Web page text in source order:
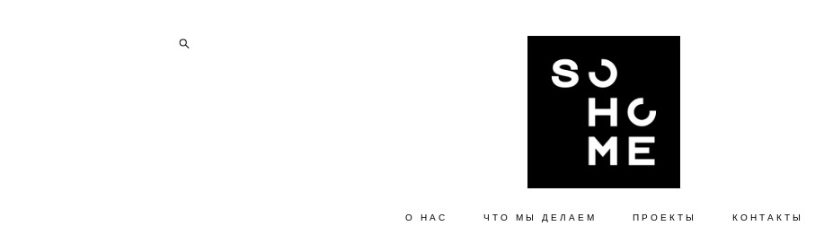
О НАС ЧТО МЫ ДЕЛАЕМ ПРОЕКТЫ КОНТАКТЫ